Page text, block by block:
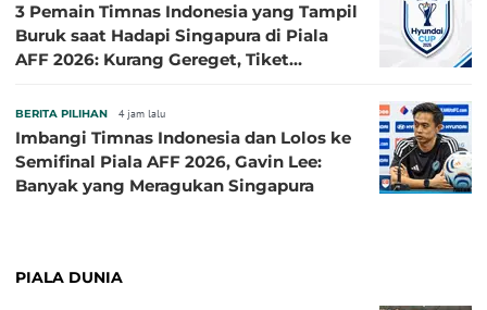
3 Pemain Timnas Indonesia yang Tampil
Buruk saat Hadapi Singapura di Piala
AFF 2026: Kurang Gereget, Tiket
BERITA PILIHAN 4 jam lalu
Imbangi Timnas Indonesia dan Lolos ke
Semifinal Piala AFF 2026, Gavin Lee:
Banyak yang Meragukan Singapura
PIALA DUNIA